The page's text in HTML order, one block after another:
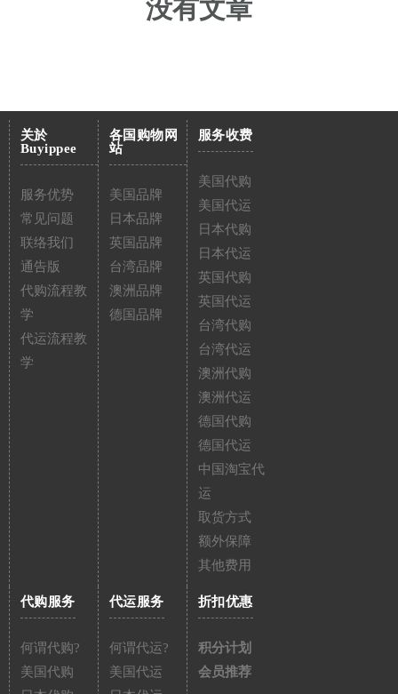
没有文章
关於
Buyippee
服务优势
常见问题
联络我们
通告版
代购流程教
学
代运流程教
学
各国购物网
站
美国品牌
日本品牌
英国品牌
台湾品牌
澳洲品牌
德国品牌
服务收费
美国代购
美国代运
日本代购
日本代运
英国代购
英国代运
台湾代购
台湾代运
澳洲代购
澳洲代运
德国代购
德国代运
中国淘宝代
运
取货方式
额外保障
其他费用
代购服务
何谓代购?
美国代购
代运服务
何谓代运?
美国代运
折扣优惠
积分计划
会员推荐